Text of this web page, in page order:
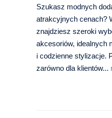
Szukasz modnych
atrakcyjnych cenach?
znajdziesz szeroki
akcesoriów, idealnych
i codzienne stylizacje.
zarówno dla klientów...